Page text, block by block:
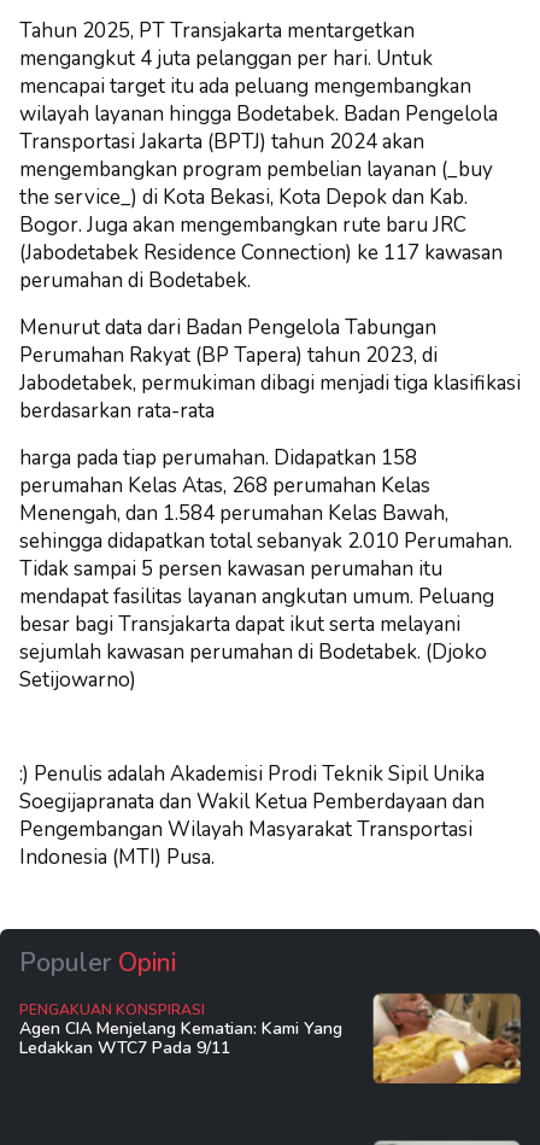
Tahun 2025, PT Transjakarta mentargetkan
mengangkut 4 juta pelanggan per hari. Untuk
mencapai target itu ada peluang mengembangkan
wilayah layanan hingga Bodetabek. Badan Pengelola
Transportasi Jakarta (BPTJ) tahun 2024 akan
mengembangkan program pembelian layanan (_buy
the service_) di Kota Bekasi, Kota Depok dan Kab.
Bogor. Juga akan mengembangkan rute baru JRC
(Jabodetabek Residence Connection) ke 117 kawasan
perumahan di Bodetabek.
Menurut data dari Badan Pengelola Tabungan
Perumahan Rakyat (BP Tapera) tahun 2023, di
Jabodetabek, permukiman dibagi menjadi tiga klasifikasi
berdasarkan rata-rata
harga pada tiap perumahan. Didapatkan 158
perumahan Kelas Atas, 268 perumahan Kelas
Menengah, dan 1.584 perumahan Kelas Bawah,
sehingga didapatkan total sebanyak 2.010 Perumahan.
Tidak sampai 5 persen kawasan perumahan itu
mendapat fasilitas layanan angkutan umum. Peluang
besar bagi Transjakarta dapat ikut serta melayani
sejumlah kawasan perumahan di Bodetabek. (Djoko
Setijowarno)
:) Penulis adalah Akademisi Prodi Teknik Sipil Unika
Soegijapranata dan Wakil Ketua Pemberdayaan dan
Pengembangan Wilayah Masyarakat Transportasi
Indonesia (MTI) Pusa.
Populer Opini
PENGAKUAN KONSPIRASI
Agen CIA Menjelang Kematian: Kami Yang
Ledakkan WTC7 Pada 9/11